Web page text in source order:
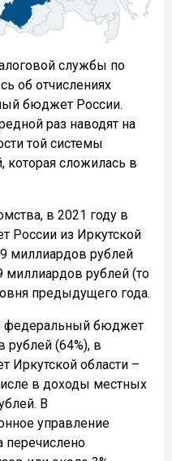
службы по
об отчислениях
бюджет России.
раз наводят на
той системы
сложилась в
в 2021 году в
России из Иркутской
миллиардов рублей
миллиардов рублей (то
предыдущего года.
федеральный бюджет
рублей (64%), в
Иркутской области –
в доходы местных
В
управление
перечислено